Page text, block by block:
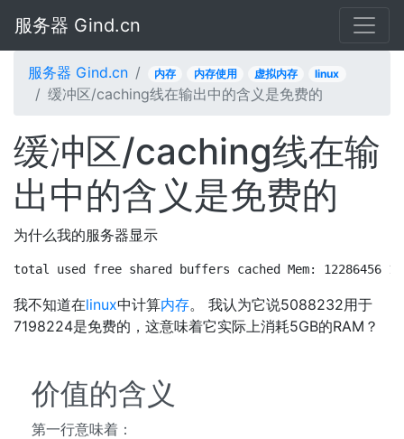
服务器 Gind.cn
服务器 Gind.cn 内存 内存使用 虚拟内存 linux
缓冲区/caching线在输出中的含义是免费的
缓冲区/caching线在输
出中的含义是免费的
为什么我的服务器显示
total used free shared buffers cached Mem: 12286456
我不知道在linux中计算内存。 我认为它说5088232用于
7198224是免费的，这意味着它实际上消耗5GB的RAM？
价值的含义
第一行意味着：